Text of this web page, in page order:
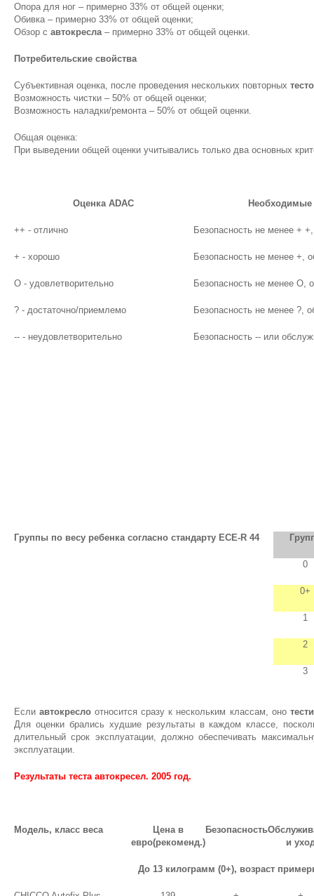
Опора для ног – примерно 33% от общей оценки;
Обивка – примерно 33% от общей оценки;
Обзор с автокресла– примерно 33% от общей оценки.
Потребительские свойства
Субъективная оценка, после проведения нескольких повторных
Возможность чистки – 50% от общей оценки;
Возможность наладки/ремонта – 50% от общей оценки.
Общая оценка:
При выведении общей оценки учитывались только два основных
Оценка ADAC Необходимые
++ - отлично Безопасность не менее +
+ - хорошо Безопасность не менее +,
O - удовлетворительно Безопасность не менее О,
? - достаточно/приемлемо Безопасность не менее ?,
-- - неудовлетворительно Безопасность -- или
Группы по весу ребенка согласно стандарту ЕСЕ-R 44
0
0+
1
2
3
Еслиавтокресло относится сразу к нескольким классам, оно
Для оценки брались худшие результаты в каждом классе,
длительный срок эксплуатации, должно обеспечивать
эксплуатации.
Результаты теста автокресел. 2005 год.
Модель, класс веса
Цена в
евро(рекоменд.)
Безопасность
и
До 13 килограмм (0+), возраст